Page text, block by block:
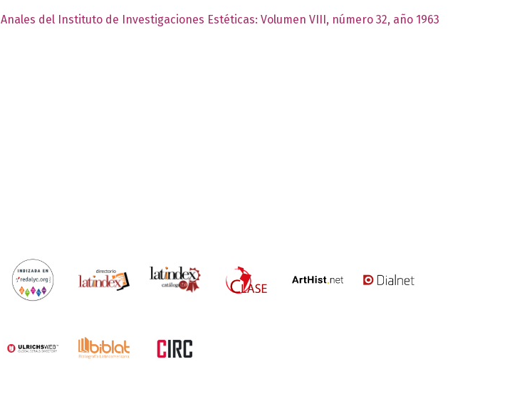
Anales del Instituto de Investigaciones Estéticas: Volumen VIII, número 32, año 1963